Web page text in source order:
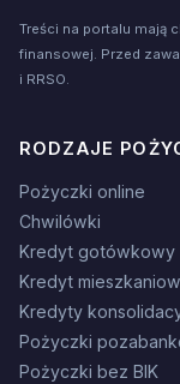
Treści na portalu mają
finansowej. Przed
i RRSO.
RODZAJE
Pożyczki online
Chwilówki
Kredyt gotówkowy
Kredyt
Kredyty
Pożyczki
Pożyczki bez BIK